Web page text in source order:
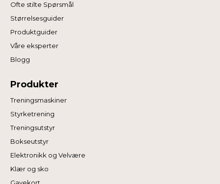
Ofte stilte Spørsmål
Størrelsesguider
Produktguider
Våre eksperter
Blogg
Produkter
Treningsmaskiner
Styrketrening
Treningsutstyr
Bokseutstyr
Elektronikk og Velvære
Klær og sko